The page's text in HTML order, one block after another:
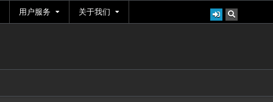
用户服务 关于我们